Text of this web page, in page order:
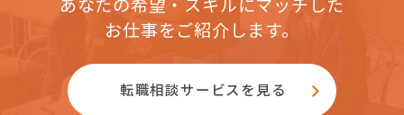
お仕事をご紹介します。
転職相談サービスを見る